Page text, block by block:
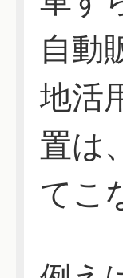
自動
地活
置は
てこ